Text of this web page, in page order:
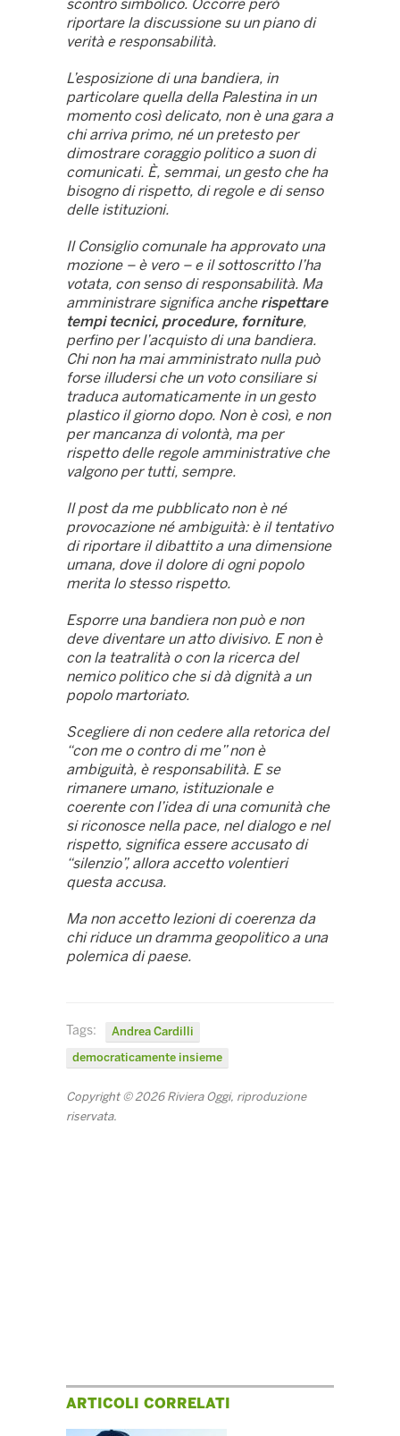
scontro simbolico. Occorre però
riportare la discussione su un piano di
verità e responsabilità.
L’esposizione di una bandiera, in
particolare quella della Palestina in un
momento così delicato, non è una gara a
chi arriva primo, né un pretesto per
dimostrare coraggio politico a suon di
comunicati. È, semmai, un gesto che ha
bisogno di rispetto, di regole e di senso
delle istituzioni.
Il Consiglio comunale ha approvato una
mozione – è vero – e il sottoscritto l’ha
votata, con senso di responsabilità. Ma
amministrare significa anche rispettare
tempi tecnici, procedure, forniture,
perfino per l’acquisto di una bandiera.
Chi non ha mai amministrato nulla può
forse illudersi che un voto consiliare si
traduca automaticamente in un gesto
plastico il giorno dopo. Non è così, e non
per mancanza di volontà, ma per
rispetto delle regole amministrative che
valgono per tutti, sempre.
Il post da me pubblicato non è né
provocazione né ambiguità: è il tentativo
di riportare il dibattito a una dimensione
umana, dove il dolore di ogni popolo
merita lo stesso rispetto.
Esporre una bandiera non può e non
deve diventare un atto divisivo. E non è
con la teatralità o con la ricerca del
nemico politico che si dà dignità a un
popolo martoriato.
Scegliere di non cedere alla retorica del
“con me o contro di me” non è
ambiguità, è responsabilità. E se
rimanere umano, istituzionale e
coerente con l’idea di una comunità che
si riconosce nella pace, nel dialogo e nel
rispetto, significa essere accusato di
“silenzio”, allora accetto volentieri
questa accusa.
Ma non accetto lezioni di coerenza da
chi riduce un dramma geopolitico a una
polemica di paese.
Tags:
Andrea Cardilli
democraticamente insieme
Copyright © 2026 Riviera Oggi, riproduzione
riservata.
ARTICOLI CORRELATI